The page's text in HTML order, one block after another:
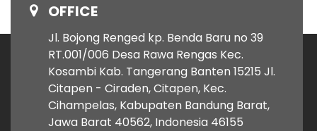
OFFICE
Jl. Bojong Renged kp. Benda Baru no 39
RT.001/006 Desa Rawa Rengas Kec.
Kosambi Kab. Tangerang Banten 15215 Jl.
Citapen - Ciraden, Citapen, Kec.
Cihampelas, Kabupaten Bandung Barat,
Jawa Barat 40562, Indonesia 46155